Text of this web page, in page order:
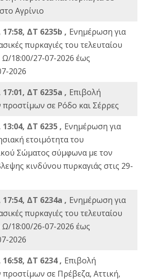
Αγρίνιο
ΔΤ 6235b , Ενημέρωση για
πυρκαγιές του τελευταίου
18:00/27-07-2026 έως
2026
ΔΤ 6235a , Eπιβολή
προστίμων σε Ρόδο και Σέρρες
ΔΤ 6235 , Ενημέρωση για
ετοιμότητα του
Σώματος σύμφωνα με τον
κινδύνου πυρκαγιάς στις 29-
ΔΤ 6234a , Ενημέρωση για
πυρκαγιές του τελευταίου
18:00/26-07-2026 έως
2026
ΔΤ 6234 , Eπιβολή
προστίμων σε Πρέβεζα, Αττική,